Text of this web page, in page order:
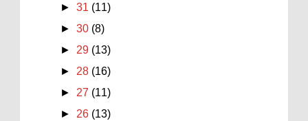
►31 (11)
►30 (8)
► 29 (13)
► 28 (16)
► 27 (11)
► 26 (13)